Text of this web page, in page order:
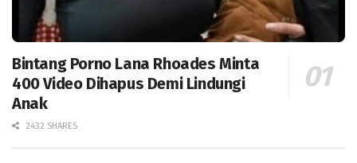
Bintang Porno Lana Rhoades Minta
400 Video Dihapus Demi Lindungi
Anak
2432 SHARES